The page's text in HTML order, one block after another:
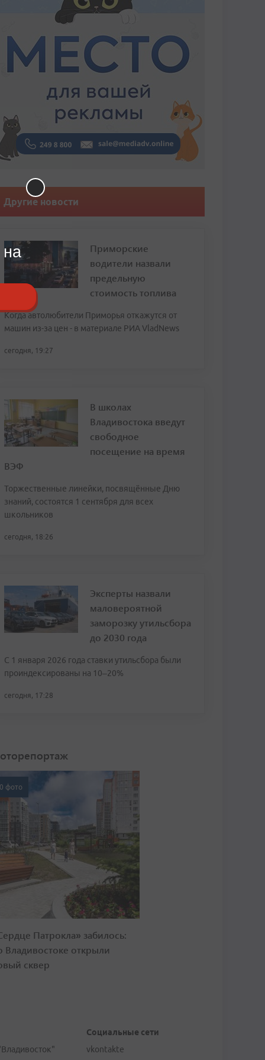
Другие новости
Приморские
водители назвали
предельную
стоимость топлива
Когда автолюбители Приморья откажутся от
машин из-за цен - в материале РИА VladNews
сегодня, 19:27
В школах
Владивостока введут
свободное
посещение на время
ВЭФ
Торжественные линейки, посвящённые Дню
знаний, состоятся 1 сентября для всех
школьников
сегодня, 18:26
Эксперты назвали
маловероятной
заморозку утильсбора
до 2030 года
С 1 января 2026 года ставки утильсбора были
проиндексированы на 10–20%
сегодня, 17:28
фото
Патрокла» забилось:
Владивостоке открыли
сквер
Социальные сети
vkontakte